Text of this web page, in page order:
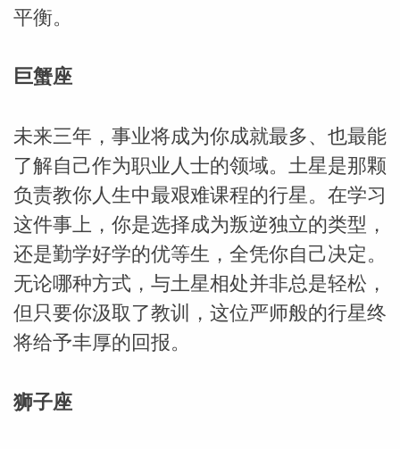
miller
平衡。
巨蟹座
未来三年，事业将成为你成就最多、也最能
了解自己作为职业人士的领域。土星是那颗
负责教你人生中最艰难课程的行星。在学习
这件事上，你是选择成为叛逆独立的类型，
还是勤学好学的优等生，全凭你自己决定。
无论哪种方式，与土星相处并非总是轻松，
但只要你汲取了教训，这位严师般的行星终
将给予丰厚的回报。
狮子座